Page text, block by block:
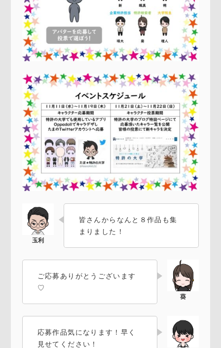
皆さんからなんと８作品も集
まりました！
ご応募ありがとうございます
♡
応募作品気になります！早く
見せてください！